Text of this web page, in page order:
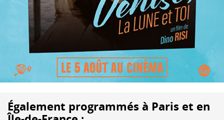
Également programmés à Paris et en